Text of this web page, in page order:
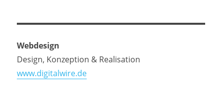
Webdesign
Design, Konzeption & Realisation
www.digitalwire.de